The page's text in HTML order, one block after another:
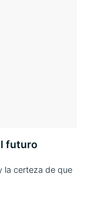
futuro
la certeza de que